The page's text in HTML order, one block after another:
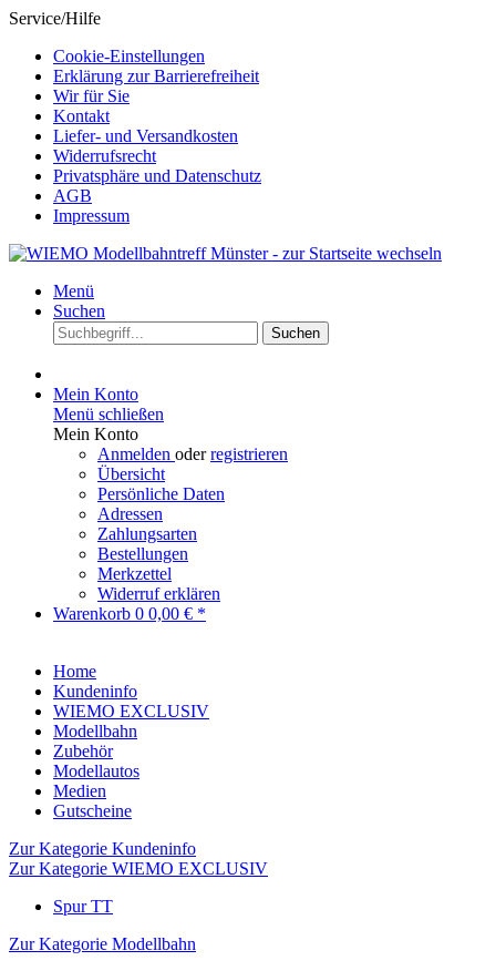
Service/Hilfe
Cookie-Einstellungen
Erklärung zur Barrierefreiheit
Wir für Sie
Kontakt
Liefer- und Versandkosten
Widerrufsrecht
Privatsphäre und Datenschutz
AGB
Impressum
Menü
Suchen
Suchen
Mein Konto
Menü schließen
Mein Konto
Anmelden oderregistrieren
Übersicht
Persönliche Daten
Adressen
Zahlungsarten
Bestellungen
Merkzettel
Widerruf erklären
Warenkorb 0 0,00 € *
Home
Kundeninfo
WIEMO EXCLUSIV
Modellbahn
Zubehör
Modellautos
Medien
Gutscheine
Zur Kategorie Kundeninfo
Zur Kategorie WIEMO EXCLUSIV
Spur TT
Zur Kategorie Modellbahn